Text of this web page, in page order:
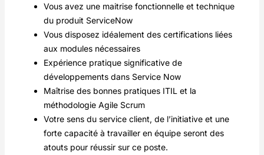
Vous avez une maitrise fonctionnelle et technique
du produit ServiceNow
Vous disposez idéalement des certifications liées
aux modules nécessaires
Expérience pratique significative de
développements dans Service Now
Maîtrise des bonnes pratiques ITIL et la
méthodologie Agile Scrum
Votre sens du service client, de l’initiative et une
forte capacité à travailler en équipe seront des
atouts pour réussir sur ce poste.